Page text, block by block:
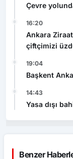
Çevre
16:20
Ankara
çiftçimizi
19:04
Başkent
14:43
Yasa dışı
Benzer